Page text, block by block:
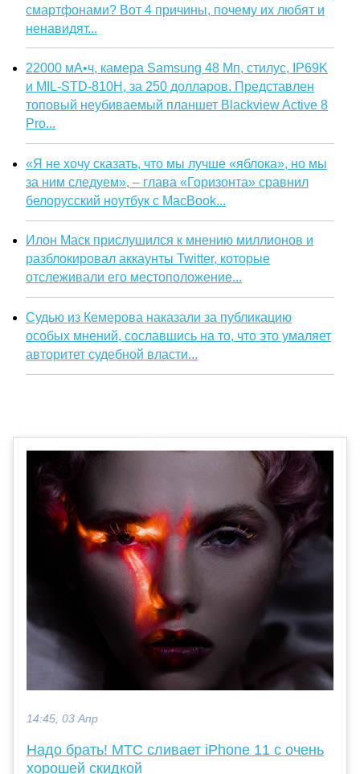
смартфонами? Вот 4 причины, почему их любят и
ненавидят...
22000 мА•ч, камера Samsung 48 Мп, стилус, IP69K
и MIL-STD-810H, за 250 долларов. Представлен
топовый неубиваемый планшет Blackview Active 8
Pro...
«Я не хочу сказать, что мы лучше «яблока», но мы
за ним следуем», – глава «Горизонта» сравнил
белорусский ноутбук с MacBook...
Илон Маск прислушился к мнению миллионов и
разблокировал аккаунты Twitter, которые
отслеживали его местоположение...
Судью из Кемерова наказали за публикацию
особых мнений, сославшись на то, что это умаляет
авторитет судебной власти...
14:45, 03 Апр
Надо брать! МТС сливает iPhone 11 с очень
хорошей скидкой